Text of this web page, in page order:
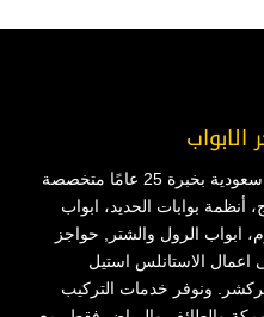
متجر الابواب (Doors Store) شركة سعودية بخبرة 25 عامًا متخصصة
أنظمة بوابات الحديد، ابواب
ابواب الرول والشتر, حواجز
اعمال الاستانلس استيل
ونوفر خدمات التركيب